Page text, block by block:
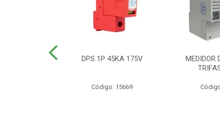
DPS 1P 45KA 175V
Código: 15669
MEDIDOR